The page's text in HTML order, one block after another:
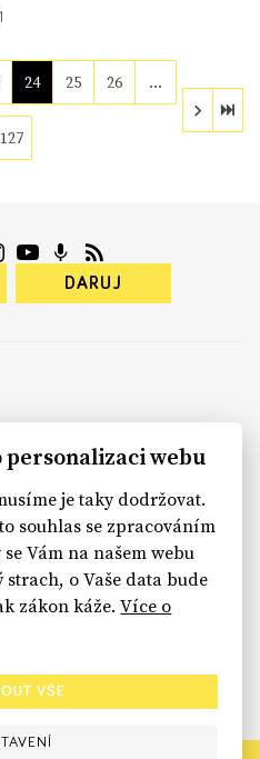
24 25 26 …
127
DARUJ
webu
je taky dodržovat.
souhlas se zpracováním
Vám na našem webu
o Vaše data bude
zákon káže.Více o
VŠE